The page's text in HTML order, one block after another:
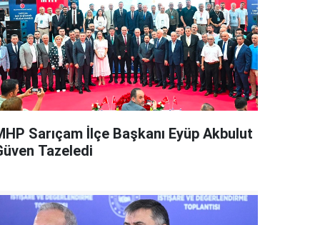
Sarıçam İlçe Başkanı Eyüp Akbulut
Tazeledi